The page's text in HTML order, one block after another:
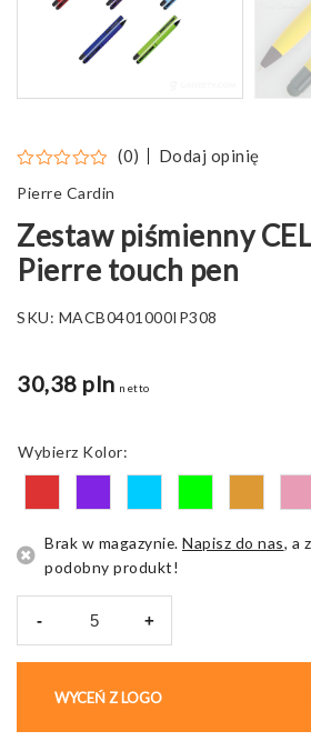
(0) Dodaj opinię
Pierre Cardin
Zestaw piśmienny
Pierre touch pen
SKU: MACB0401000IP308
30,38 pln netto
Kolor
Brak w magazynie. Napisz do nas, a
podobny produkt!
-
CELEBRATION
Pierre
+
WYCEŃ Z LOGO